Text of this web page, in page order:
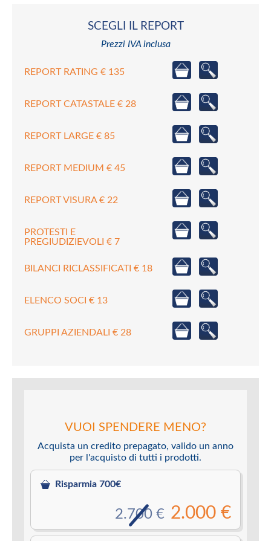
SCEGLI IL REPORT
Prezzi IVA inclusa
REPORT RATING € 135
REPORT CATASTALE € 28
REPORT LARGE € 85
REPORT MEDIUM € 45
REPORT VISURA € 22
PROTESTI E
PREGIUDIZIEVOLI € 7
BILANCI RICLASSIFICATI € 18
ELENCO SOCI € 13
GRUPPI AZIENDALI € 28
VUOI SPENDERE MENO?
Acquista un credito prepagato, valido un anno
per l'acquisto di tutti i prodotti.
Risparmia 700€
2.000 €
2.700 €